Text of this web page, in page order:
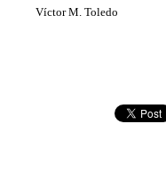
Víctor M. Toledo